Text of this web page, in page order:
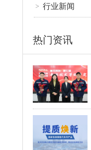
> 行业新闻
热门资讯